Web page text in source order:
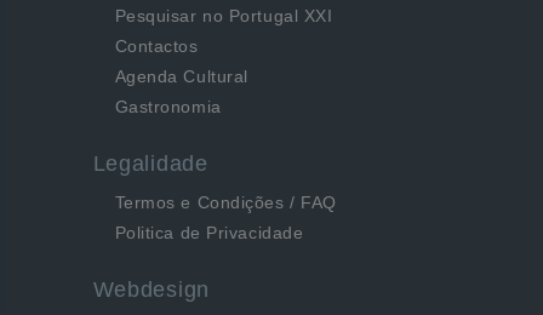
Pesquisar no Portugal XXI
Contactos
Agenda Cultural
Gastronomia
Legalidade
Termos e Condições / FAQ
Politica de Privacidade
Webdesign